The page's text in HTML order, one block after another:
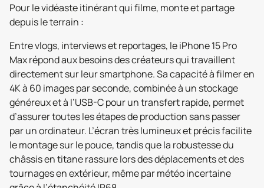
Pour le vidéaste itinérant qui filme, monte et partage
depuis le terrain :
Entre vlogs, interviews et reportages, le iPhone 15 Pro
Max répond aux besoins des créateurs qui travaillent
directement sur leur smartphone. Sa capacité à filmer en
4K à 60 images par seconde, combinée à un stockage
généreux et à l’USB-C pour un transfert rapide, permet
d’assurer toutes les étapes de production sans passer
par un ordinateur. L’écran très lumineux et précis facilite
le montage sur le pouce, tandis que la robustesse du
châssis en titane rassure lors des déplacements et des
tournages en extérieur, même par météo incertaine